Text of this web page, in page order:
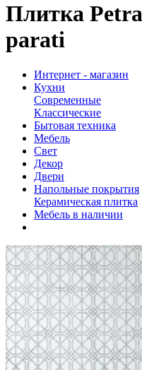
Плитка
parati
Интернет - магазин
Кухни
Современные
Классические
Бытовая техника
Мебель
Свет
Декор
Двери
Напольные покрытия
Керамическая плитка
Мебель в наличии